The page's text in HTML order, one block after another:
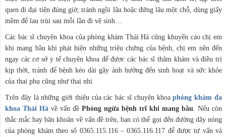
quen đi đại tiện đúng giờ, tránh ngồi lâu hoặc đứng lâu một chỗ, dùng giấy
mềm để lau trùi sau mỗi lần đi vệ sinh…
Các bác sĩ chuyên khoa của phòng khám Thái Hà cũng khuyến cáo chị em
khi mang bầu khi phát hiện những triệu chứng của bệnh, chị em nên đến
ngay các cơ sở y tế chuyên khoa để được các bác sĩ thăm khám và điều trị
kịp thời, tránh để bệnh kéo dài gây ảnh hưởng đến sinh hoạt và sức khỏe
của thai phụ cũng như thai nhi.
Trên đây là những giới thiệu của các bác sĩ chuyên khoaphòng khám đa
khoa Thái Hàvề vấn đề Phòng ngừa bệnh trĩ khi mang bầu . Nếu còn
thắc mắc hay băn khoăn về vấn đề trên, bạn có thể gọi đến đường dây nóng
của phòng khám theo số 0365.115.116 – 0365.116.117 để được tư vấn và